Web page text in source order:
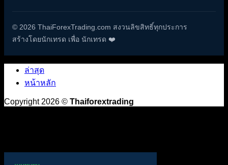
© 2026 ThaiForexTrading.com สงวนลิขสิทธิ์ทุกประการ
สร้างโดยนักเทรด เพื่อ นักเทรด ❤️
ล่าสุด
หน้าหลัก
Copyright 2026 © Thaiforextrading